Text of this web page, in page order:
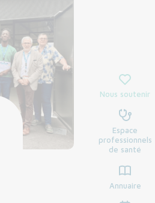
Nous soutenir
Espace
professionnels
de santé
Annuaire